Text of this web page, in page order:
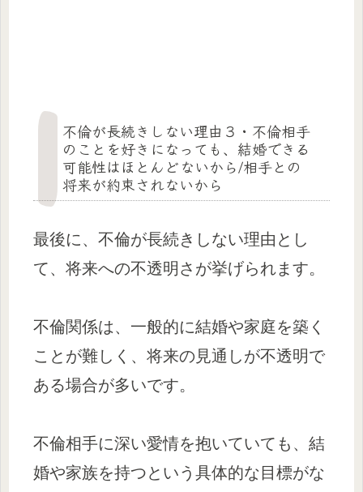
不倫が長続きしない理由３・不倫相手
のことを好きになっても、結婚できる
可能性はほとんどないから/相手との
将来が約束されないから
最後に、不倫が長続きしない理由とし
て、将来への不透明さが挙げられます。
不倫関係は、一般的に結婚や家庭を築く
ことが難しく、将来の見通しが不透明で
ある場合が多いです。
不倫相手に深い愛情を抱いていても、結
婚や家族を持つという具体的な目標がな